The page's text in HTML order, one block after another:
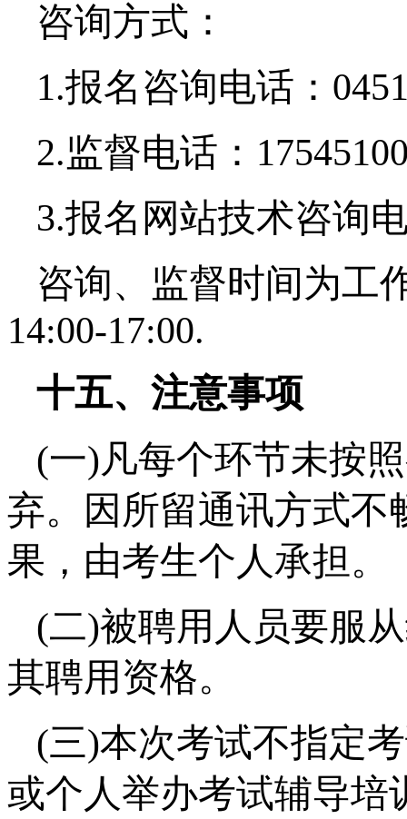
咨询方式：
1.报名咨询电话：
2.监督电话：
3.报名网站技术咨询
咨询、监督时间为工
14:00-17:00.
十五、注意事项
(一)凡每个环节未按
弃。因所留通讯方式不
果，由考生个人承担。
(二)被聘用人员要服
其聘用资格。
(三)本次考试不指定
或个人举办考试辅导培